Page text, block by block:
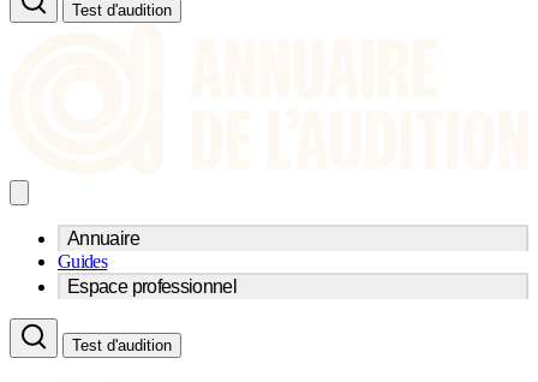
Test d'audition
Annuaire
Trouvez un professionnel de l'audition
Centre d'audioprothèse
Médecins ORL & Phoniatres
Guides
Espace professionnel
Acteurs et services
Fournisseurs
Test d'audition